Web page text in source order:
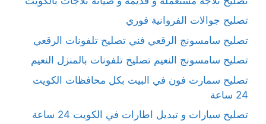
تصليح جوالات الفروانية فوري
تصليح سامسونج الرقعي فني تصليح تلفونات الرقعي
تصليح سامسونج النعيم تصليح تلفونات بالمنزل النعيم
تصليح سمارت فون في البيت بكل محافظات الكويت
24 ساعة
تصليح سيارات و تبديل اطارات في الكويت 24 ساعة